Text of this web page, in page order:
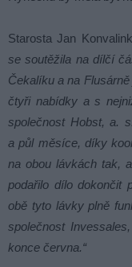
Starosta Jan
se soutěžila na dílčí
Čekalíku a na
čtyři nabídky a s
společnost Hobst, a.
a půl měsíce, díky
na obou lávkách tak,
podařilo dílo dokončit
obě tyto lávky plně
společnost
konce června.“